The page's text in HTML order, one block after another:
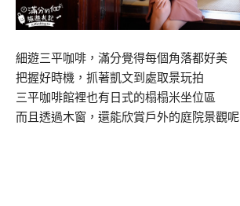
細遊三平咖啡，滿分覺得每個角落都好美
把握好時機，抓著凱文到處取景玩拍
三平咖啡館裡也有日式的榻榻米坐位區
而且透過木窗，還能欣賞戶外的庭院景觀呢